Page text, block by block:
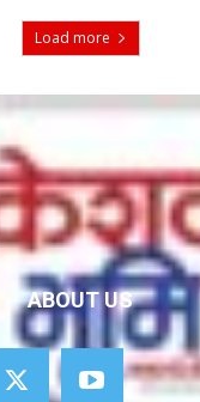
Load more
ABOUT US